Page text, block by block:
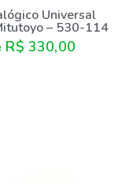
Universal
– 530-114
R$ 330,00